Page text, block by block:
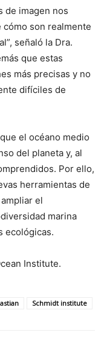
de imagen nos
son realmente
señaló la Dra.
que estas
más precisas y no
difíciles de
el océano medio
del planeta y, al
Por ello,
herramientas de
el
marina
ecológicas.
Institute.
Schmidt institute